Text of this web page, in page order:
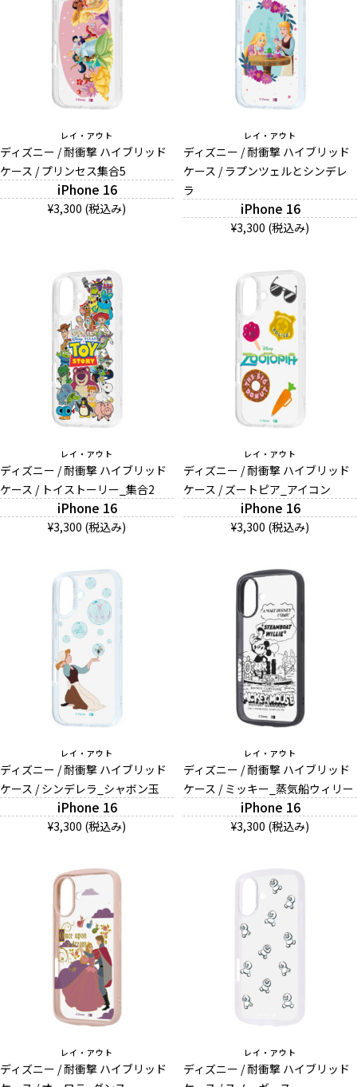
レイ・アウト
ディズニー / 耐衝撃 ハイブリッド
ケース / プリンセス集合5
iPhone 16
¥3,300 (税込み)
レイ・アウト
ディズニー / 耐衝撃 ハイブリッド
ケース / ラプンツェルとシンデレ
ラ
iPhone 16
¥3,300 (税込み)
レイ・アウト
ディズニー / 耐衝撃 ハイブリッド
ケース / トイストーリー_集合2
iPhone 16
¥3,300 (税込み)
レイ・アウト
ディズニー / 耐衝撃 ハイブリッド
ケース / ズートピア_アイコン
iPhone 16
¥3,300 (税込み)
レイ・アウト
ディズニー / 耐衝撃 ハイブリッド
ケース / シンデレラ_シャボン玉
iPhone 16
¥3,300 (税込み)
レイ・アウト
ディズニー / 耐衝撃 ハイブリッド
ケース / ミッキー_蒸気船ウィリー
iPhone 16
¥3,300 (税込み)
レイ・アウト
ディズニー / 耐衝撃 ハイブリッド
レイ・アウト
ディズニー / 耐衝撃 ハイブリッド